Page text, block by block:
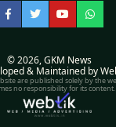
Facebook
TwitterYouTube
© 2026,GKM News
& Maintained by
are published solely by the
no responsibility for its content.